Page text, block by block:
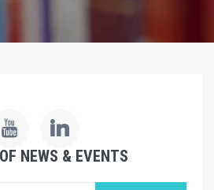
NEWS & EVENTS